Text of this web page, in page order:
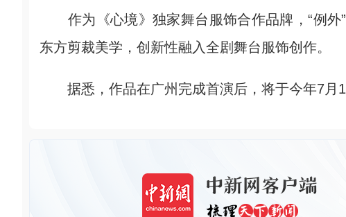
作为《心境》独家舞台服饰合作品牌，“例外”
东方剪裁美学，创新性融入全剧舞台服饰创作。
据悉，作品在广州完成首演后，将于今年7月